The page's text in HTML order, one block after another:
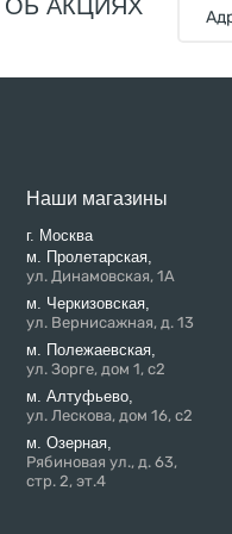
АКЦИЯХ
Наши магазины
г. Москва
м. Пролетарская,
ул. Динамовская, 1А
м. Черкизовская,
ул. Вернисажная, д. 13
м. Полежаевская,
ул. Зорге, дом 1, с2
м. Алтуфьево,
ул. Лескова, дом 16, с2
м. Озерная,
Рябиновая ул., д. 63,
стр. 2, эт.4